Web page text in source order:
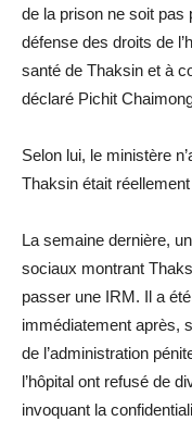
de la prison ne soit pas
défense des droits de
santé de Thaksin et à
déclaré Pichit
Selon lui, le ministère
Thaksin était
La semaine dernière,
sociaux montrant
passer une IRM. Il a
immédiatement après,
de l’administration
l’hôpital ont refusé de
invoquant la